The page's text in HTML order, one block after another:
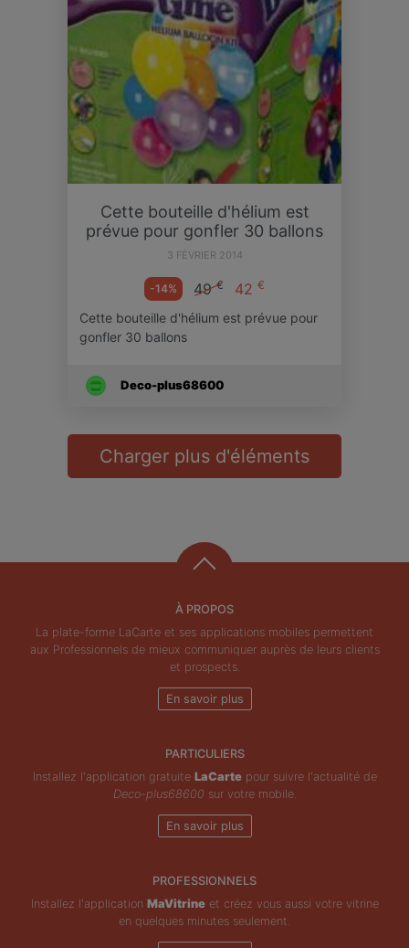
Cette bouteille d'hélium est
prévue pour gonfler 30 ballons
3 FÉVRIER 2014
-14% 49€ 42 €
Cette bouteille d'hélium est prévue pour
gonfler 30 ballons
Deco-plus68600
Charger plus d'éléments
À PROPOS
La plate-forme LaCarte et ses applications mobiles permettent
aux Professionnels de mieux communiquer auprès de leurs clients
et prospects.
En savoir plus
PARTICULIERS
Installez l'application gratuite LaCartepour suivre l'actualité de
Deco-plus68600 sur votre mobile.
En savoir plus
PROFESSIONNELS
Installez l'application MaVitrineet créez vous aussi votre vitrine
en quelques minutes seulement.